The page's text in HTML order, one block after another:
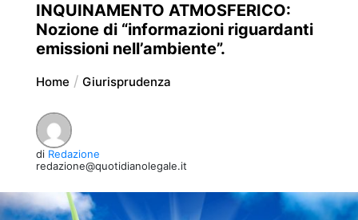
INQUINAMENTO ATMOSFERICO:
Nozione di “informazioni riguardanti
emissioni nell’ambiente”.
Home Giurisprudenza
di Redazione
redazione@quotidianolegale.it